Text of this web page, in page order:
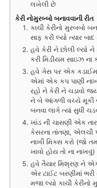
લખેલી છે
કેરી નોમુરબ્બો બનાવવાની રીત
કાચી કેરીનો મુરબબો
સાફ કરી લ્યો ત્યાર બાદ
હવે કેરી ને છોલી લ્યો ને
કરી મિડીયમ સાઇઝ ના
હવે ગેસ પર એક કડાઈમાં
એમાં એક કપ પાણી
રહો ને કેરી ને ચડાવો
ને બે આંગળી વચ્ચે મૂકી
બનવા લાગે ત્યાં સુધી
ખાંડ ની ચાસણી એક
કેસરના તાંતણા, એલચી
નાખી મિક્સ કરો (જો
ખાવો હોય તો ના નાખવું)
હવે તૈયાર મિશ્રણ ને એક
એર ટાઈટ બરણીમાં ભરી
મજા લ્યો કાચી કેરીનો